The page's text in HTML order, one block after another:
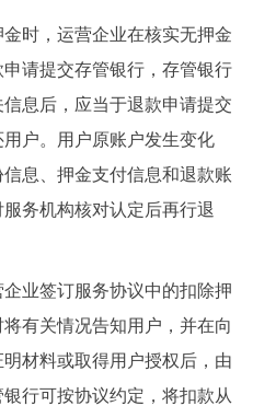
时，运营企业在核实无押金
请提交存管银行，存管银行
息后，应当于退款申请提交
户。用户原账户发生变化
息、押金支付信息和退款账
务机构核对认定后再行退
业签订服务协议中的扣除押
有关情况告知用户，并在向
材料或取得用户授权后，由
行可按协议约定，将扣款从